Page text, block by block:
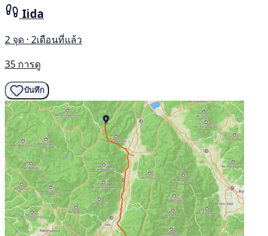
Iida
2 จุด · 2เดือนที่แล้ว
35 การดู
บันทึก